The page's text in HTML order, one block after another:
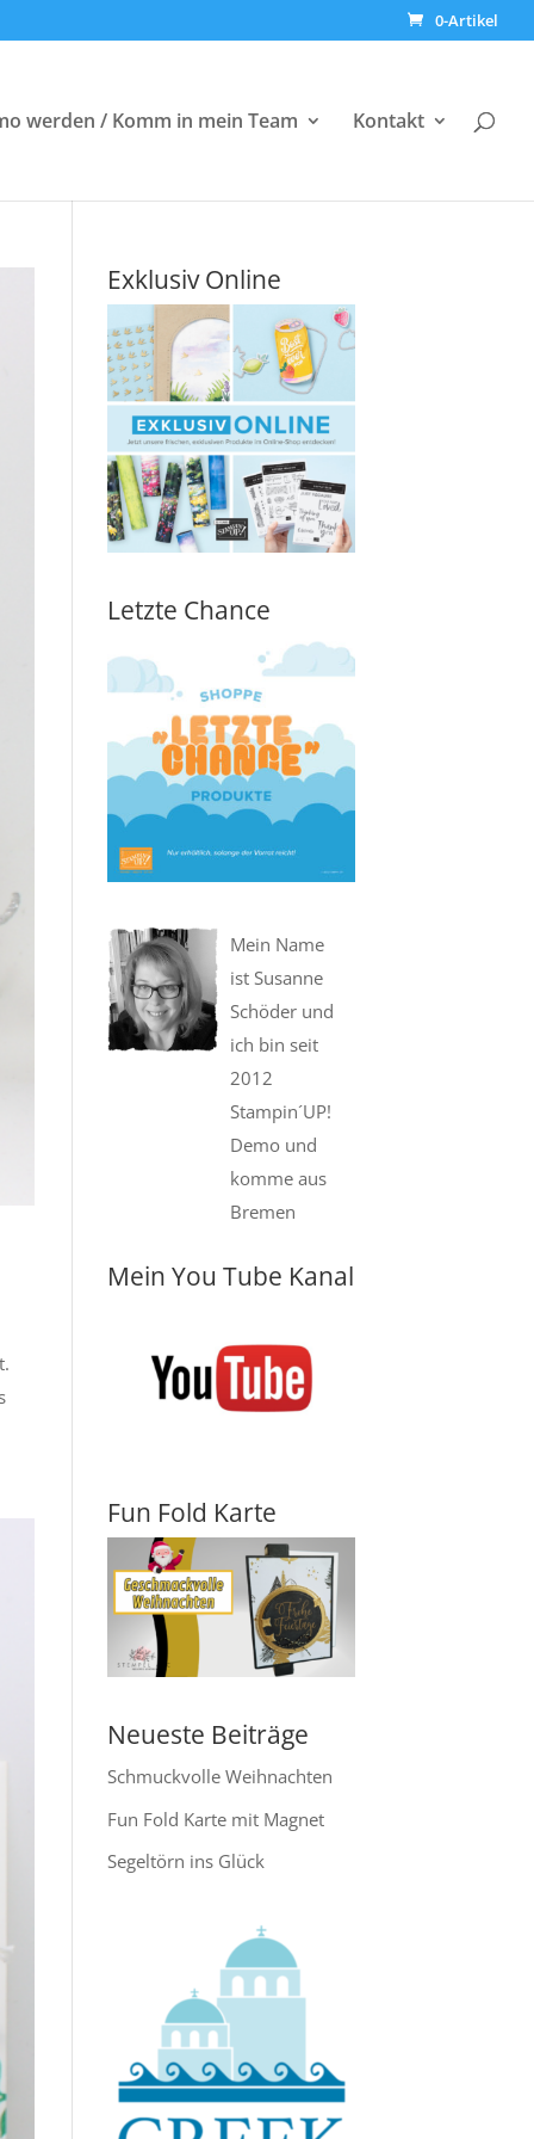
0-Artikel
werden / Komm in mein Team Kontakt
Exklusiv Online
Letzte Chance
Mein Name
ist Susanne
Schöder und
ich bin seit
2012
Stampin´UP!
Demo und
komme aus
Bremen
Mein You Tube Kanal
Fun Fold Karte
Neueste Beiträge
Schmuckvolle Weihnachten
Fun Fold Karte mit Magnet
Segeltörn ins Glück